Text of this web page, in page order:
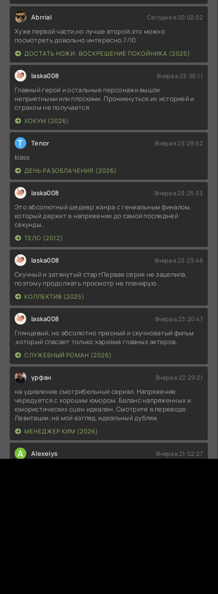
Abrrial Сегодня в 00:02:02
Хуже первой части,но лучше второй,это можно
посмотреть довольно интересно 7/10
ДОСТАТЬ НОЖИ: ВОСКРЕШЕНИЕ ПОКОЙНИКА (2025)
laska008 Вчера в 23:36:11
Главный герой и остальные персонажи вышли
неприятными или плоскими. Проникнуться их историей и
страхом не получается.
ХОКУМ (2026)
T Tenor Вчера в 23:29:52
klass
ДЕНЬ РАЗОБЛАЧЕНИЯ (2026)
laska008 Вчера в 23:25:33
Это абсолютный шедевр жанра с гениальным финалом,
который держит в напряжении до самой последней
секунды.
ТЕЛО (2012)
laska008 Вчера в 23:23:46
Скучный и затянутый стартПервая серия не зацепила,
поэтому продолжать просмотр не планирую .
КОЛЛЕКТИВ (2025)
laska008 Вчера в 23:20:47
Глянцевый, но абсолютно пресный и скучноватый фильм
,который спасает только харизма главных актеров.
СЛУЖЕБНЫЙ РОМАН (2026)
урфан Вчера в 22:29:21
на удивление смотрибельный сериал. Напряжение
чередуется с хорошим юмором. Баланс напряженных и
юмористических сцен идеален. Смотрите в переводе
Левитации. на мой взгляд, идеальный дубляж
МЕНЕДЖЕР КИМ (2026)
A Alexeiys Вчера в 21:52:27